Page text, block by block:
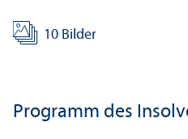
10 Bilder
Programm des